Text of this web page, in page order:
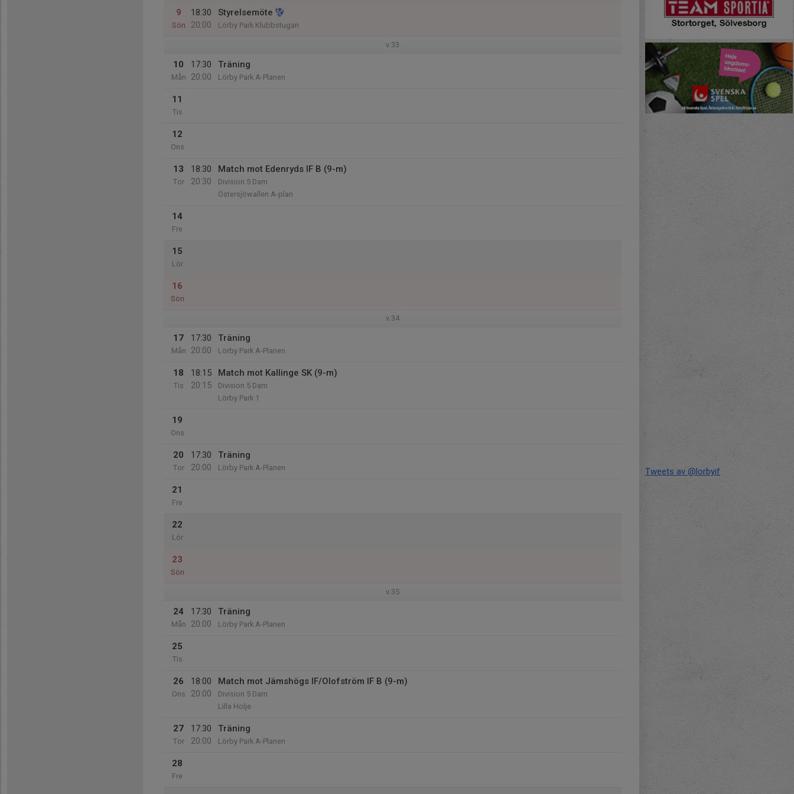
9
Sön
18:30
20:00
Styrelsemöte
Lörby Park Klubbstugan
v.33
10
Mån
17:30
20:00
Träning
Lörby Park A-Planen
11
Tis
12
Ons
13
Tor
18:30
20:30
Match mot Edenryds IF B (9-m)
Division 5 Dam
Östersjöwallen A-plan
14
Fre
15
Lör
16
Sön
v.34
17
Mån
17:30
20:00
Träning
Lörby Park A-Planen
18
Tis
18:15
20:15
Match mot Kallinge SK (9-m)
Division 5 Dam
Lörby Park 1
19
Ons
20
Tor
17:30
20:00
Träning
Lörby Park A-Planen
21
Fre
22
Lör
23
Sön
v.35
24
Mån
17:30
20:00
Träning
Lörby Park A-Planen
25
Tis
26
Ons
18:00
20:00
Match mot Jämshögs IF/Olofström IF B (9-m)
Division 5 Dam
Lilla Holje
27
Tor
17:30
20:00
Träning
Lörby Park A-Planen
28
Fre
Tweets av @lorbyif